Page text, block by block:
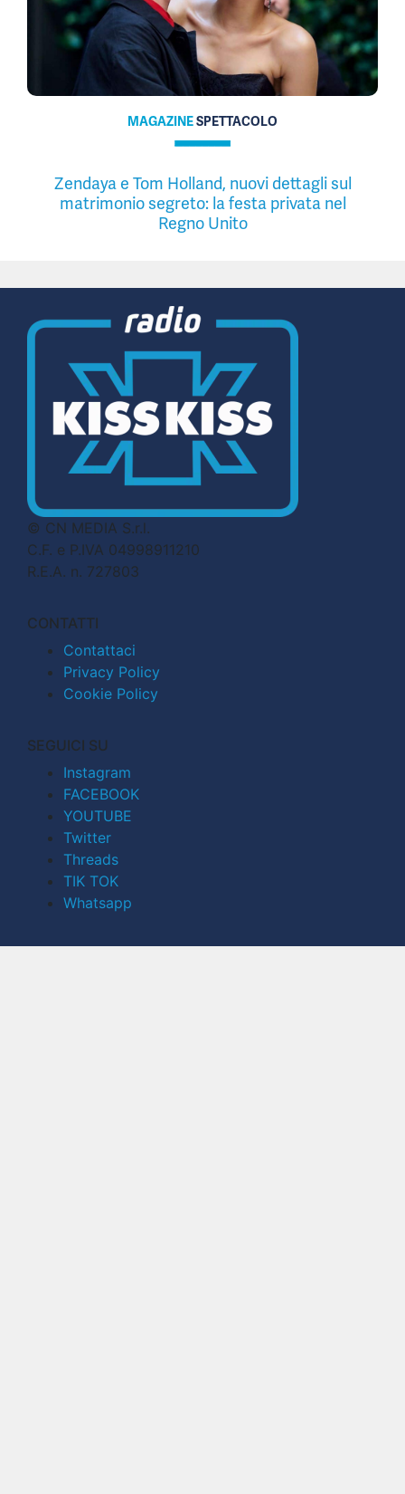
MAGAZINESPETTACOLO
Zendaya e Tom Holland, nuovi dettagli sul
matrimonio segreto: la festa privata nel
Regno Unito
© CN MEDIA S.r.l.
C.F. e P.IVA 04998911210
R.E.A. n. 727803
CONTATTI
Contattaci
Privacy Policy
Cookie Policy
SEGUICI SU
Instagram
FACEBOOK
YOUTUBE
Twitter
Threads
TIK TOK
Whatsapp